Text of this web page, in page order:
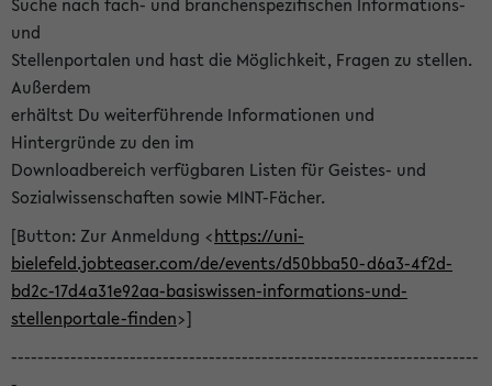
und
Stellenportalen und hast die Möglichkeit, Fragen zu stellen.
Außerdem
erhältst Du weiterführende Informationen und
Hintergründe zu den im
Downloadbereich verfügbaren Listen für Geistes- und
Sozialwissenschaften sowie MINT-Fächer.
[Button: Zur Anmeldung <https://uni-
bielefeld.jobteaser.com/de/events/d50bba50-d6a3-4f2d-
bd2c-17d4a31e92aa-basiswissen-informations-und-
stellenportale-finden>]
-----------------------------------------------------------------------